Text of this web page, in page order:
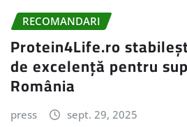
RECOMANDARI
Protein4Life.ro
de excelență pentru
România
press sept. 29, 2025